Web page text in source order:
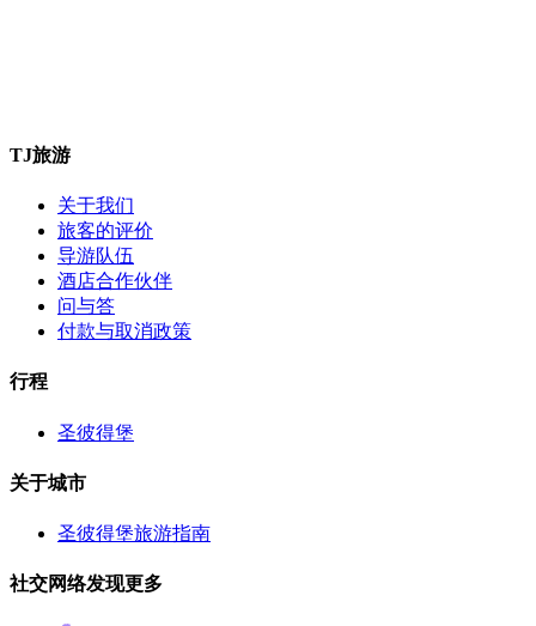
TJ旅游
关于我们
旅客的评价
导游队伍
酒店合作伙伴
问与答
付款与取消政策
行程
圣彼得堡
关于城市
圣彼得堡旅游指南
社交网络发现更多